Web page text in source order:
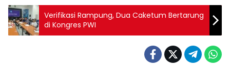
Verifikasi Rampung, Dua Caketum Bertarung
di Kongres PWI